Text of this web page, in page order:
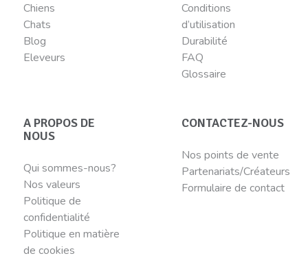
Chiens
Chats
Blog
Eleveurs
Conditions
d’utilisation
Durabilité
FAQ
Glossaire
A PROPOS DE
NOUS
Qui sommes-nous?
Nos valeurs
Politique de
confidentialité
Politique en matière
de cookies
CONTACTEZ-NOUS
Nos points de vente
Partenariats/Créateurs
Formulaire de contact